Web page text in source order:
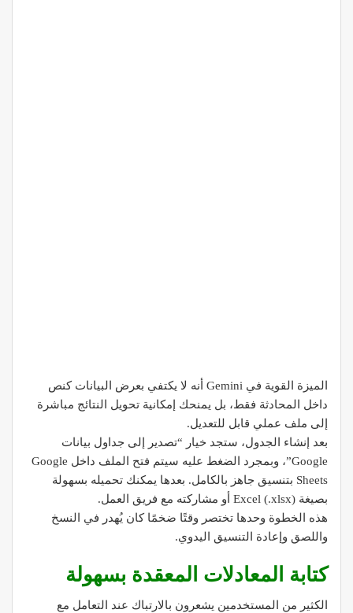
الميزة القوية في Gemini أنه لا يكتفي بعرض البيانات كنص
داخل المحادثة فقط، بل يمنحك إمكانية تحويل النتائج مباشرة
إلى ملف عملي قابل للتعديل.
بعد إنشاء الجدول، ستجد خيار “تصدير إلى جداول بيانات
Google”، وبمجرد الضغط عليه سيتم فتح الملف داخل Google
Sheets بتنسيق جاهز بالكامل. بعدها يمكنك تحميله بسهولة
بصيغة Excel (.xlsx) أو مشاركته مع فريق العمل.
هذه الخطوة وحدها تختصر وقتًا ضخمًا كان يُهدر في النسخ
واللصق وإعادة التنسيق اليدوي.
كتابة المعادلات المعقدة بسهولة
الكثير من المستخدمين يشعرون بالارتباك عند التعامل مع